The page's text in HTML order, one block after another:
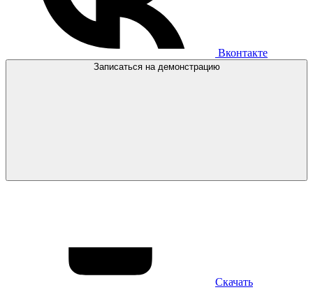
Вконтакте
Записаться на демонстрацию
Скачать